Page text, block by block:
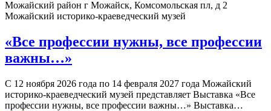
Можайский район г Можайск, Комсомольская пл, д 2
Можайский историко-краеведческий музей
«Все профессии нужны, все профессии
важны…»
С 12 ноября 2026 года по 14 февраля 2027 года Можайский
историко-краеведческий музей представляет Выставка «Все
профессии нужны, все профессии важны…» Выставка…